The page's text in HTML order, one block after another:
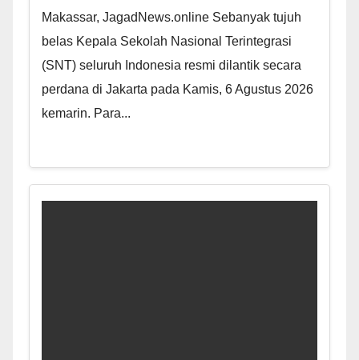
Makassar, JagadNews.online Sebanyak tujuh
belas Kepala Sekolah Nasional Terintegrasi
(SNT) seluruh Indonesia resmi dilantik secara
perdana di Jakarta pada Kamis, 6 Agustus 2026
kemarin. Para...